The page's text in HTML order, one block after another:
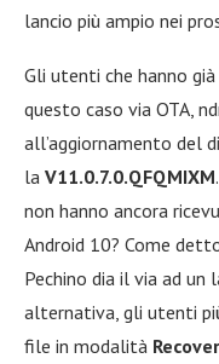
lancio più ampio nei
Gli utenti che hanno
questo caso via OTA,
all’aggiornamento del
la V11.0.7.0.QFQMIXM
non hanno ancora
Android 10? Come
Pechino dia il via ad un
alternativa, gli utenti
file in modalità